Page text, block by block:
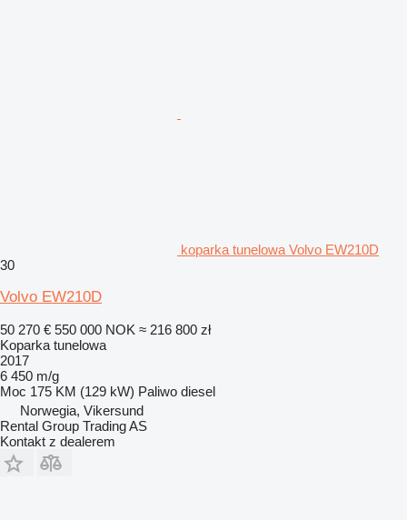
koparka tunelowa Volvo EW210D
30
Volvo EW210D
50 270 € 550 000 NOK ≈ 216 800 zł
Koparka tunelowa
2017
6 450 m/g
Moc 175 KM (129 kW) Paliwo diesel
Norwegia, Vikersund
Rental Group Trading AS
Kontakt z dealerem